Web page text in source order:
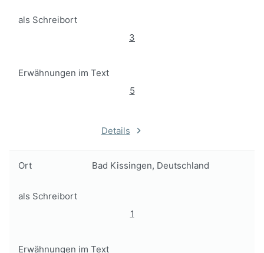
als Schreibort
3
Erwähnungen im Text
5
Details
Ort Bad Kissingen, Deutschland
als Schreibort
1
Erwähnungen im Text